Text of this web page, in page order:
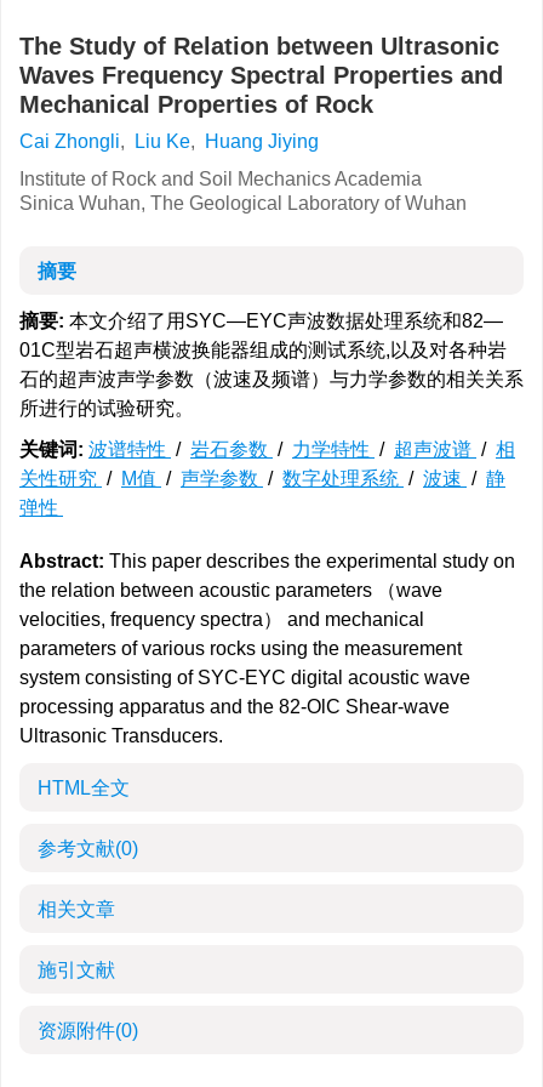
The Study of Relation between Ultrasonic
Waves Frequency Spectral Properties and
Mechanical Properties of Rock
Cai Zhongli, Liu Ke,
Huang Jiying
Institute of Rock and Soil Mechanics Academia
Sinica Wuhan, The Geological Laboratory of Wuhan
摘要
摘要: 本文介绍了用SYC—EYC声波数据处理系统和82—
01C型岩石超声横波换能器组成的测试系统,以及对各种岩
石的超声波声学参数（波速及频谱）与力学参数的相关关系
所进行的试验研究。
关键词: 波谱特性 / 岩石参数 / 力学特性 / 超声波谱 / 相
关性研究 / M值 / 声学参数 / 数字处理系统 / 波速 / 静
弹性
Abstract: This paper describes the experimental study on
the relation between acoustic parameters （wave
velocities, frequency spectra） and mechanical
parameters of various rocks using the measurement
system consisting of SYC-EYC digital acoustic wave
processing apparatus and the 82-OlC Shear-wave
Ultrasonic Transducers.
HTML全文
参考文献(0)
相关文章
施引文献
资源附件(0)